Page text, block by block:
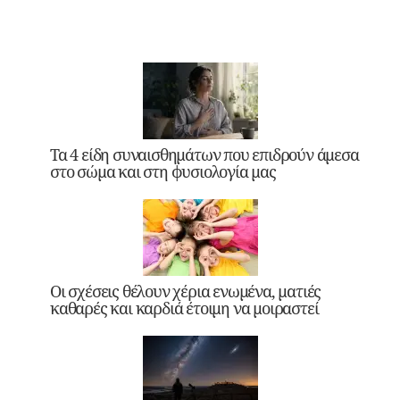
Τα 4 είδη συναισθημάτων που επιδρούν άμεσα
στο σώμα και στη φυσιολογία μας
Οι σχέσεις θέλουν χέρια ενωμένα, ματιές
καθαρές και καρδιά έτοιμη να μοιραστεί